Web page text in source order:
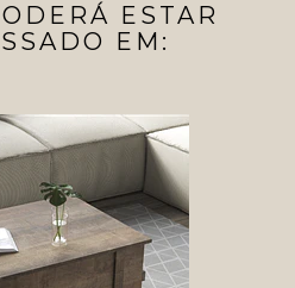
ESTAR
EM: